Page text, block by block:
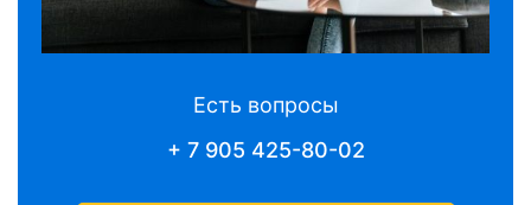
Есть вопросы
+ 7 905 425-80-02